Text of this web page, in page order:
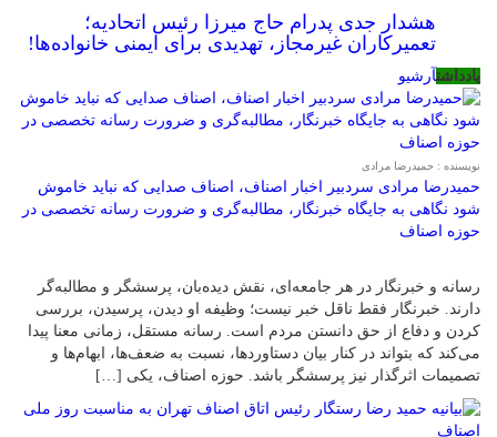
هشدار جدی پدرام حاج میرزا رئیس اتحادیه؛
تعمیرکاران غیرمجاز، تهدیدی برای ایمنی خانواده‌ها!
یادداشتآرشیو
نویسنده : حمیدرضا مرادی
حمیدرضا مرادی سردبیر اخبار اصناف، اصناف صدایی که نباید خاموش
شود نگاهی به جایگاه خبرنگار، مطالبه‌گری و ضرورت رسانه تخصصی در
حوزه اصناف
رسانه و خبرنگار در هر جامعه‌ای، نقش دیده‌بان، پرسشگر و مطالبه‌گر
دارند. خبرنگار فقط ناقل خبر نیست؛ وظیفه او دیدن، پرسیدن، بررسی
کردن و دفاع از حق دانستن مردم است. رسانه مستقل، زمانی معنا پیدا
می‌کند که بتواند در کنار بیان دستاوردها، نسبت به ضعف‌ها، ابهام‌ها و
تصمیمات اثرگذار نیز پرسشگر باشد. حوزه اصناف، یکی […]